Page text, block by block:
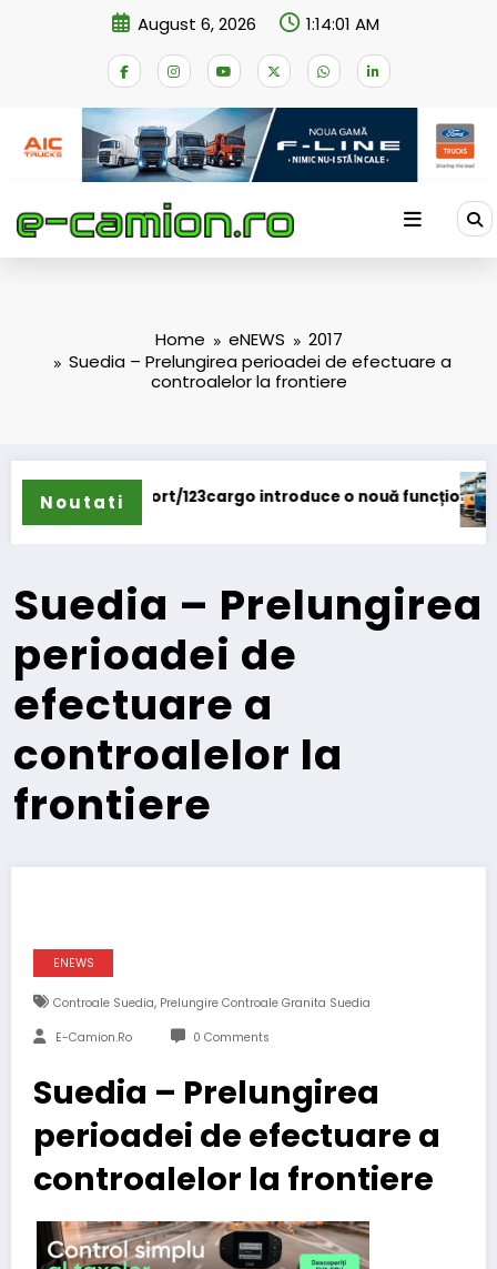
August 6, 2026 1:14:02 AM
Home eNEWS
2017
Suedia – Prelungirea perioadei de efectuare a
controalelor la frontiere
Noutati
introduce o nouă funcționalitateDaimler Truck
Suedia – Prelungirea
perioadei de
efectuare a
controalelor la
frontiere
ENEWS
Controale Suedia, Prelungire Controale Granita Suedia
E-Camion.ro 0 Comments
Suedia – Prelungirea
perioadei de efectuare a
controalelor la frontiere